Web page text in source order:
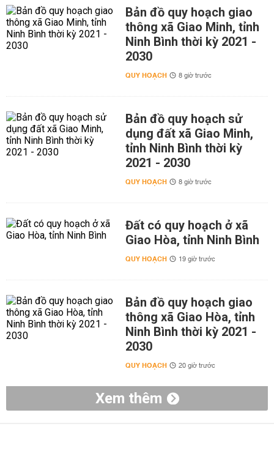
Bản đồ quy hoạch giao
thông xã Giao Minh, tỉnh
Ninh Bình thời kỳ 2021 -
2030
QUY HOẠCH 8 giờ trước
Bản đồ quy hoạch sử
dụng đất xã Giao Minh,
tỉnh Ninh Bình thời kỳ
2021 - 2030
QUY HOẠCH 8 giờ trước
Đất có quy hoạch ở xã
Giao Hòa, tỉnh Ninh Bình
QUY HOẠCH 19 giờ trước
Bản đồ quy hoạch giao
thông xã Giao Hòa, tỉnh
Ninh Bình thời kỳ 2021 -
2030
QUY HOẠCH 20 giờ trước
Xem thêm